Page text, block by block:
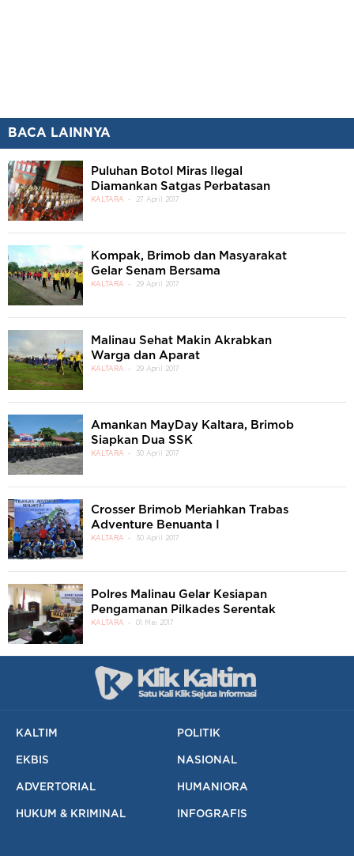
BACA LAINNYA
Puluhan Botol Miras Ilegal
Diamankan Satgas Perbatasan
KALTARA 27 April 2017
Kompak, Brimob dan Masyarakat
Gelar Senam Bersama
KALTARA 29 April 2017
Malinau Sehat Makin Akrabkan
Warga dan Aparat
KALTARA 29 April 2017
Amankan MayDay Kaltara, Brimob
Siapkan Dua SSK
KALTARA 30 April 2017
Crosser Brimob Meriahkan Trabas
Adventure Benuanta I
KALTARA 30 April 2017
Polres Malinau Gelar Kesiapan
Pengamanan Pilkades Serentak
KALTARA 01 Mei 2017
KALTIM POLITIK
EKBIS NASIONAL
ADVERTORIAL HUMANIORA
HUKUM & KRIMINAL INFOGRAFIS